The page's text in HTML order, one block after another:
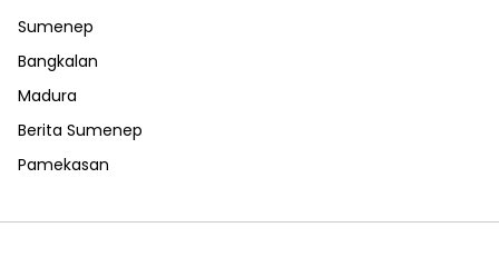
Sumenep
Bangkalan
Madura
Berita Sumenep
Pamekasan